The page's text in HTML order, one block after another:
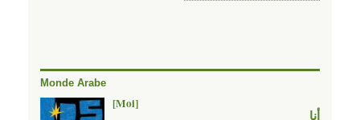
Monde Arabe
[Moi]
أنا